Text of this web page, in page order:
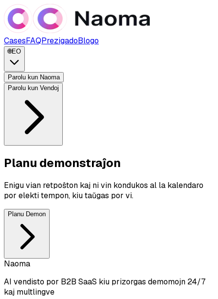
CasesFAQPrezigadoBlogo
🌐EO
Parolu kun Naoma
Parolu kun Vendoj
Planu demonstraĵon
Enigu vian retpoŝton kaj ni vin kondukos al la kalendaro
por elekti tempon, kiu taŭgas por vi.
Planu Demon
Naoma
AI vendisto por B2B SaaS kiu prizorgas demomojn 24/7
kaj multlingve